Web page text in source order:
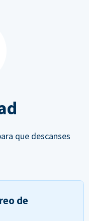
que descanses
de